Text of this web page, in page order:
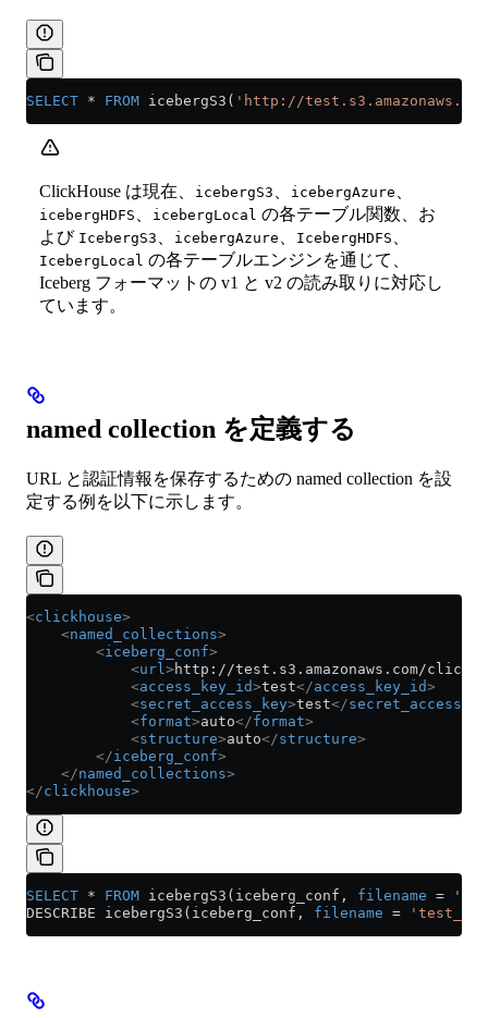
SELECT * FROM icebergS3( 'http://
ClickHouse は現在、 icebergS3 icebergAzure
icebergHDFS icebergLocal の各テーブル関数、お
よび IcebergS3 icebergAzure IcebergHDFS
IcebergLocal の各テーブルエンジンを通じて、
Iceberg フォーマットの v1 と v2 の読み取りに対応し
ています。
named collection を定義する
URL と認証情報を保存するための named collection を設
定する例を以下に示します。
<clickhouse>
    <
named_collections>
        <
iceberg_conf>
            <
url > http://test.s3.amazonaws.com/
            <
access_key_id>test</access_key_id>
            <
secret_access_key>test</
            <
format>auto</format>
            <
structure>auto</structure>
        </
iceberg_conf>
    </
named_collections>
</clickhouse>
SELECT * FROM icebergS3(iceberg_conf, filename =
DESCRIBE icebergS3(iceberg_conf, filename =